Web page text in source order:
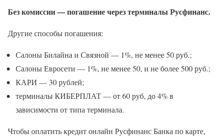
Без комиссии — погашение через терминалы Русфинанс.
Другие способы погашения:
Салоны Билайна и Связной — 1%, не менее 50 руб.;
Салоны Евросети — 1%, не менее 50, и не более 500 руб.;
КАРИ — 30 рублей;
терминалы КИБЕРПЛАТ — от 60 руб, до 4% в
зависимости от типа терминала.
Чтобы оплатить кредит онлайн Русфинанс Банка по карте,